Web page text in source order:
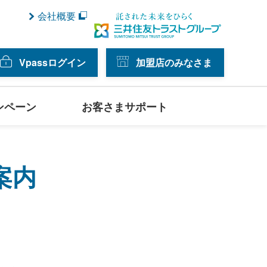
会社概要
Vpassログイン 加盟店のみなさま
ペーン お客さまサポート
内